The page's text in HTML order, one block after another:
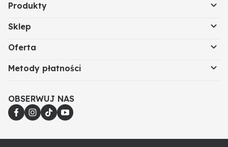
Produkty
Sklep
Oferta
Metody płatności
OBSERWUJ NAS